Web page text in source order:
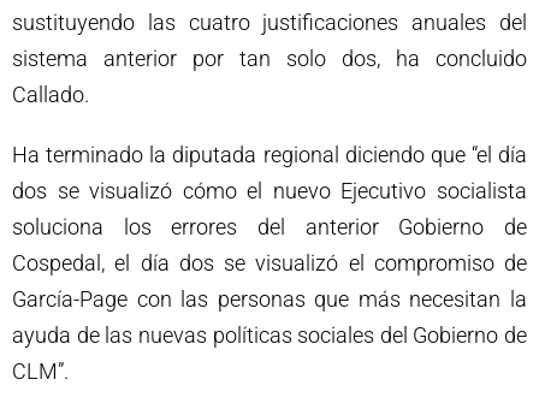
sustituyendo las cuatro justificaciones anuales del
sistema anterior por tan solo dos, ha concluido
Callado.
Ha terminado la diputada regional diciendo que “el día
dos se visualizó cómo el nuevo Ejecutivo socialista
soluciona los errores del anterior Gobierno de
Cospedal, el día dos se visualizó el compromiso de
García-Page con las personas que más necesitan la
ayuda de las nuevas políticas sociales del Gobierno de
CLM”.